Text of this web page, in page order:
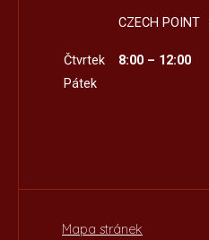
CZECH POINT
Čtvrtek
8:00 – 12:00
Pátek
Mapa stránek